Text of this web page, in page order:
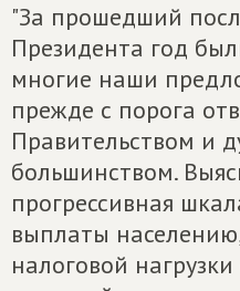
"За прошедший
Президента год
многие наши
прежде с порога
Правительством и
большинством.
прогрессивная
выплаты
налоговой